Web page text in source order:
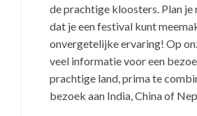
de prachtige kloosters. Plan je
dat je een festival kunt
onvergetelijke ervaring! Op
veel informatie voor een
prachtige land, prima te
bezoek aan India, China of